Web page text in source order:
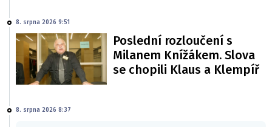
8. srpna 2026 9:51
Poslední rozloučení s
Milanem Knížákem. Slova
se chopili Klaus a Klempíř
8. srpna 2026 8:37